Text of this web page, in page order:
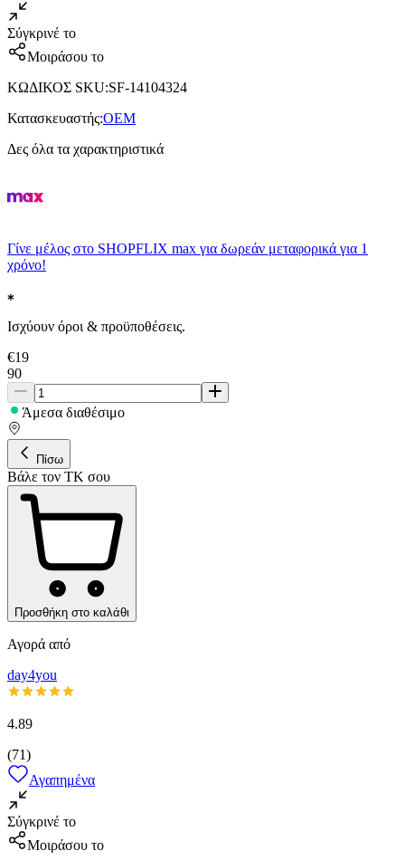
Σύγκρινέ το
Μοιράσου το
ΚΩΔΙΚΟΣ SKU:SF-14104324
Κατασκευαστής:OEM
Δες όλα τα χαρακτηριστικά
Γίνε μέλος στο SHOPFLIX max για δωρεάν μεταφορικά για 1
χρόνο!
Ισχύουν όροι & προϋποθέσεις.
€19
90
Άμεσα διαθέσιμο
Πίσω
Βάλε τον ΤΚ σου
Προσθήκη στο καλάθι
Αγορά από
day4you
4.89
(71)
Αγαπημένα
Σύγκρινέ το
Μοιράσου το